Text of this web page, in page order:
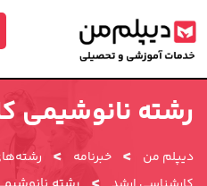
به
محتوا
رشته نانوشیمی
دیپلم من > خبرنامه >